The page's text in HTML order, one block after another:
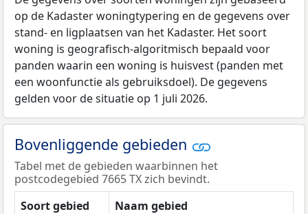
op de Kadaster woningtypering en de gegevens over
stand- en ligplaatsen van het Kadaster. Het soort
woning is geografisch-algoritmisch bepaald voor
panden waarin een woning is huisvest (panden met
een woonfunctie als gebruiksdoel). De gegevens
gelden voor de situatie op 1 juli 2026.
Bovenliggende gebieden
Tabel met de gebieden waarbinnen het
postcodegebied 7665 TX zich bevindt.
Soort gebied
Naam gebied